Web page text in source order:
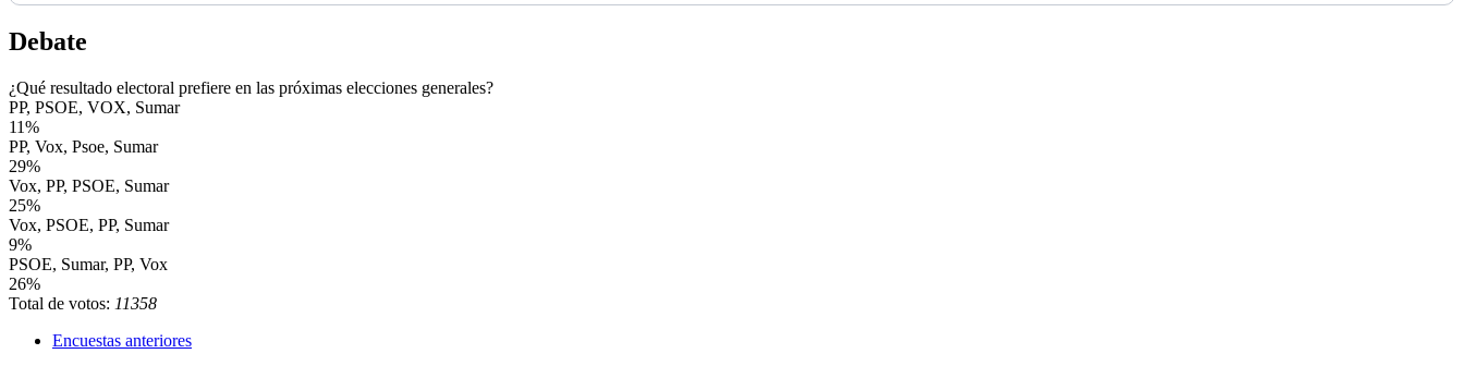
Debate
¿Qué resultado electoral prefiere en las próximas elecciones generales?
PP, PSOE, VOX, Sumar
11%
PP, Vox, Psoe, Sumar
29%
Vox, PP, PSOE, Sumar
25%
Vox, PSOE, PP, Sumar
9%
PSOE, Sumar, PP, Vox
26%
Total de votos: 11358
Encuestas anteriores